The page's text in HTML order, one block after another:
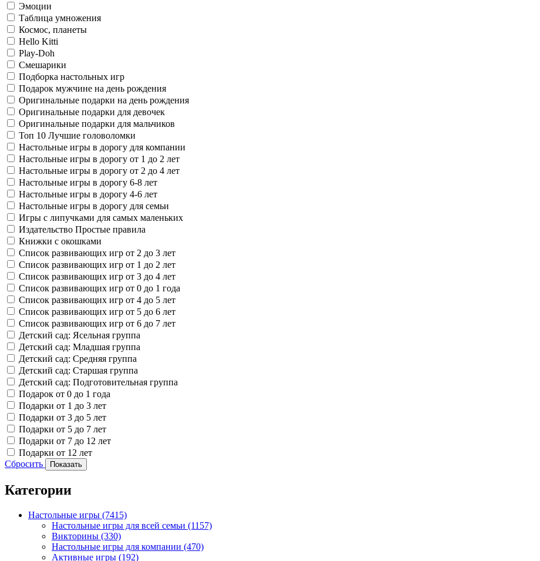
Эмоции
Таблица умножения
Космос, планеты
Hello Kitti
Play-Doh
Смешарики
Подборка настольных игр
Подарок мужчине на день рождения
Оригинальные подарки на день рождения
Оригинальные подарки для девочек
Оригинальные подарки для мальчиков
Топ 10 Лучшие головоломки
Настольные игры в дорогу для компании
Настольные игры в дорогу от 1 до 2 лет
Настольные игры в дорогу от 2 до 4 лет
Настольные игры в дорогу 6-8 лет
Настольные игры в дорогу 4-6 лет
Настольные игры в дорогу для семьи
Игры с липучками для самых маленьких
Издательство Простые правила
Книжки с окошками
Список развивающих игр от 2 до 3 лет
Список развивающих игр от 1 до 2 лет
Список развивающих игр от 3 до 4 лет
Список развивающих игр от 0 до 1 года
Список развивающих игр от 4 до 5 лет
Список развивающих игр от 5 до 6 лет
Список развивающих игр от 6 до 7 лет
Детский сад: Ясельная группа
Детский сад: Младшая группа
Детский сад: Средняя группа
Детский сад: Старшая группа
Детский сад: Подготовительная группа
Подарок от 0 до 1 года
Подарки от 1 до 3 лет
Подарки от 3 до 5 лет
Подарки от 5 до 7 лет
Подарки от 7 до 12 лет
Подарки от 12 лет
Сбросить
Показать
Категории
Настольные игры (7415)
Настольные игры для всей семьи (1157)
Викторины (330)
Настольные игры для компании (470)
Активные игры (192)